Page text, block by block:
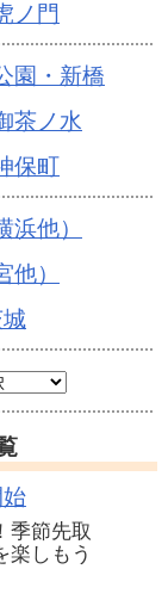
ノ門
園・新橋
茶ノ水
保町
浜他）
他）
季節先取
楽しもう